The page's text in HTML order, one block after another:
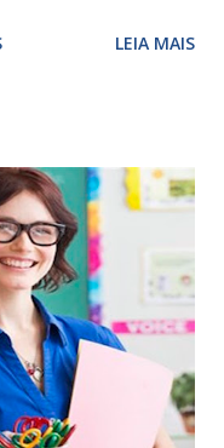
de expressar o
apresentadas,
PALAVRAS E
Você pensa Você
adquiriu os
Não tem limites
pois… É nervoso
convívio no
LEIA MAIS